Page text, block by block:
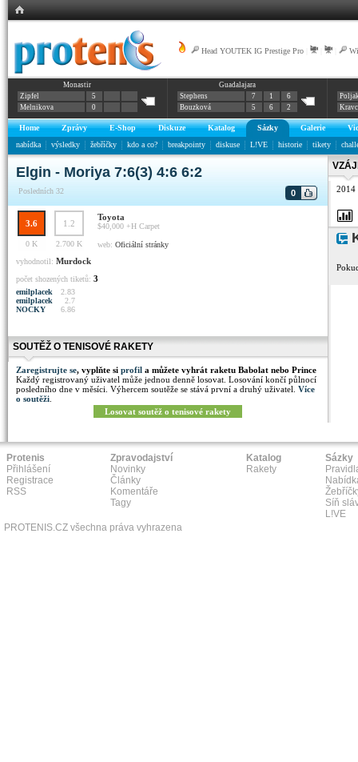
Head YOUTEK IG Prestige Pro
Monastir
Zipfel
5
Melnikova
0
Guadalajara
Stephens
7 1
6
Bouzková
5 6 2
Home Zprávy E-Shop Diskuze Katalog Sázky Galerie
nabídka
výsledky žebříčky kdo a co? breakpointy diskuse L!VE historie tikety
Elgin - Moriya 7:6(3) 4:6 6:2
Posledních 32 0
3.6 1.2
Toyota
$40,000 +H Carpet
0 K
2.700 K web: Oficiální stránky
vyhodnotil: Murdock
počet shozených tiketů: 3
emilplacek
2.83
emilplacek
2.7
NOCKY
6.86
SOUTĚŽ O TENISOVÉ RAKETY
Zaregistrujte se, vyplňte si profil a můžete vyhrát raketu Babolat nebo Prince
Každý registrovaný uživatel může jednou denně losovat. Losování končí půlnocí
posledního dne v měsíci. Výhercem soutěže se stává první a druhý uživatel. Více
o soutěži
Losovat soutěž o tenisové rakety
2014
Protenis
Přihlášení
Registrace
RSS
Zpravodajství
Novinky
Články
Komentáře
Tagy
Katalog
Rakety
Sázky
Síň
L!VE
PROTENIS.CZ všechna práva vyhrazena